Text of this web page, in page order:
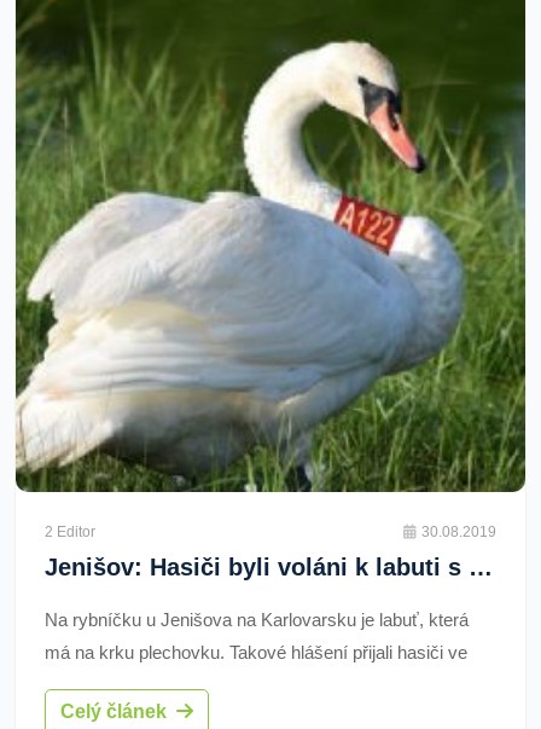
2 Editor 30.08.2019
Jenišov: Hasiči byli voláni k labuti s plechovkou na krku
Na rybníčku u Jenišova na Karlovarsku je labuť, která
má na krku plechovku. Takové hlášení přijali hasiči ve
čtvrtek od kolegů z městské policie z Karlových Varů i
Chodova.
Celý článek